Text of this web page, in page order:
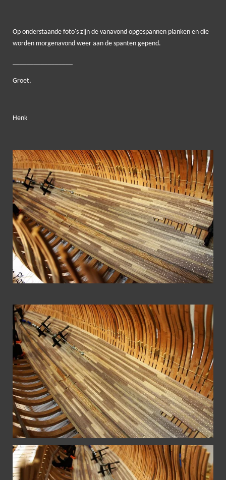
Op onderstaande foto's zijn de vanavond opgespannen planken en die
worden morgenavond weer aan de spanten gepend.
Groet,
Henk